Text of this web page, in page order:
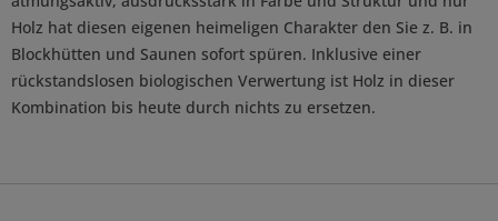
Holz hat diesen eigenen heimeligen Charakter den Sie z. B. in
Blockhütten und Saunen sofort spüren. Inklusive einer
rückstandslosen biologischen Verwertung ist Holz in dieser
Kombination bis heute durch nichts zu ersetzen.